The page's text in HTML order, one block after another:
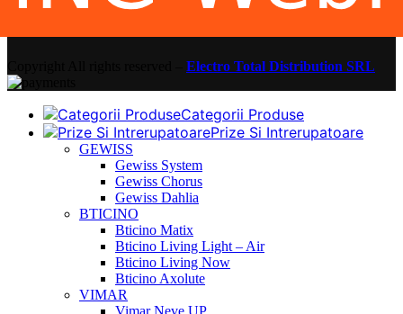
Electro Total Distribution SRL
Categorii Produse
Prize Si Intrerupatoare
GEWISS
Gewiss System
Gewiss Chorus
Gewiss Dahlia
BTICINO
Bticino Matix
Bticino Living Light – Air
Bticino Living Now
Bticino Axolute
VIMAR